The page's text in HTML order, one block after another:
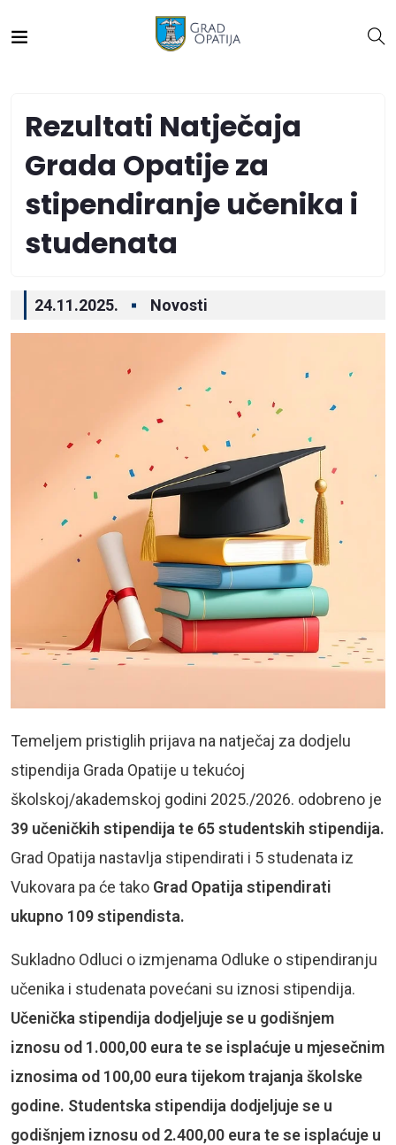
Rezultati Natječaja
Grada Opatije za
stipendiranje učenika i
studenata
24.11.2025. Novosti
Temeljem pristiglih prijava na natječaj za dodjelu
stipendija Grada Opatije u tekućoj
školskoj/akademskoj godini 2025./2026. odobreno je
39 učeničkih stipendija te 65 studentskih stipendija.
Grad Opatija nastavlja stipendirati i 5 studenata iz
Vukovara pa će tako Grad Opatija stipendirati
ukupno 109 stipendista.
Sukladno Odluci o izmjenama Odluke o stipendiranju
učenika i studenata povećani su iznosi stipendija.
Učenička stipendija dodjeljuje se u godišnjem
iznosu od 1.000,00 eura te se isplaćuje u mjesečnim
iznosima od 100,00 eura tijekom trajanja školske
godine. Studentska stipendija dodjeljuje se u
godišnjem iznosu od 2.400,00 eura te se isplaćuje u